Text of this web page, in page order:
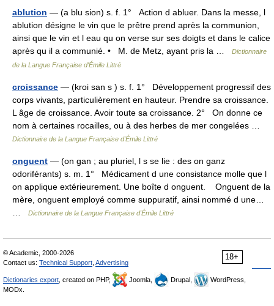
ablution — (a blu sion) s. f. 1° Action d abluer. Dans la messe, l
ablution désigne le vin que le prêtre prend après la communion,
ainsi que le vin et l eau qu on verse sur ses doigts et dans le calice
après qu il a communié. • M. de Metz, ayant pris la …
Dictionnaire
de la Langue Française d'Émile Littré
croissance — (kroi san s ) s. f. 1° Développement progressif des
corps vivants, particulièrement en hauteur. Prendre sa croissance.
L âge de croissance. Avoir toute sa croissance. 2° On donne ce
nom à certaines rocailles, ou à des herbes de mer congelées …
Dictionnaire de la Langue Française d'Émile Littré
onguent — (on gan ; au pluriel, l s se lie : des on ganz
odoriférants) s. m. 1° Médicament d une consistance molle que l
on applique extérieurement. Une boîte d onguent. Onguent de la
mère, onguent employé comme suppuratif, ainsi nommé d une…
Dictionnaire de la Langue Française d'Émile Littré
18+
© Academic, 2000-2026
Contact us: Technical Support Advertising
Dictionaries export , created on PHP, Joomla, Drupal,
WordPress,
MODx.